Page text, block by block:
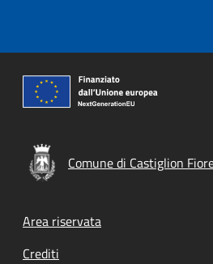
Comune di Castiglion
Footer menu
Area riservata
Crediti